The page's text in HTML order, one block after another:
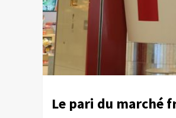
Le pari du marché